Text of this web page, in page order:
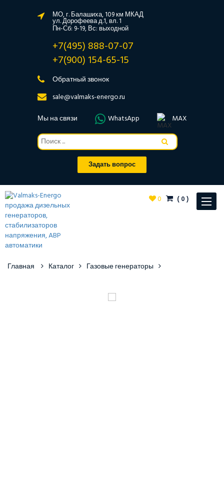
МО, г. Балашиха, 109 км МКАД
ул. Дорофеева д.1, вл. 1
Пн-Сб: 9-19, Вс: выходной
+7(495) 888-07-07
+7(900) 154-65-15
Обратный звонок
sale@valmaks-energo.ru
Мы на связи
WhatsApp MAX
Задать вопрос
Toggle
0 (0)
Главная Каталог Газовые генераторы